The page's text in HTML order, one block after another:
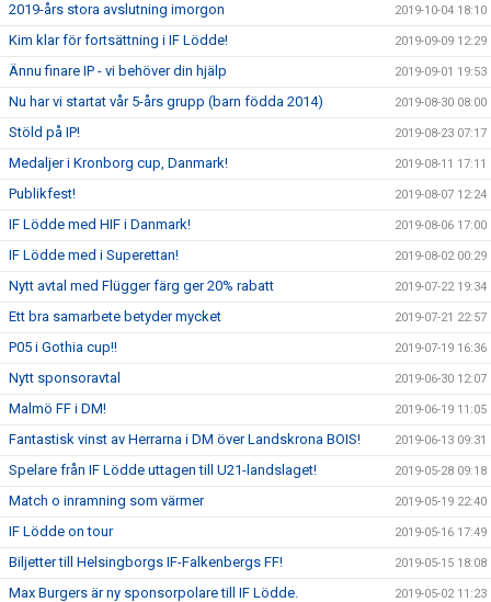
2019-års stora avslutning imorgon 2019-10-04 18:10
Kim klar för fortsättning i IF Lödde! 2019-09-09 12:29
Ännu finare IP - vi behöver din hjälp 2019-09-01 19:53
Nu har vi startat vår 5-års grupp (barn födda 2014) 2019-08-30 08:00
Stöld på IP! 2019-08-23 07:17
Medaljer i Kronborg cup, Danmark! 2019-08-11 17:11
Publikfest! 2019-08-07 12:24
IF Lödde med HIF i Danmark! 2019-08-06 17:00
IF Lödde med i Superettan! 2019-08-02 00:29
Nytt avtal med Flügger färg ger 20% rabatt 2019-07-22 19:34
Ett bra samarbete betyder mycket 2019-07-21 22:57
P05 i Gothia cup!! 2019-07-19 16:36
Nytt sponsoravtal 2019-06-30 12:07
Malmö FF i DM! 2019-06-19 11:05
Fantastisk vinst av Herrarna i DM över Landskrona BOIS! 2019-06-13 09:31
Spelare från IF Lödde uttagen till U21-landslaget! 2019-05-28 09:18
Match o inramning som värmer 2019-05-19 22:40
IF Lödde on tour 2019-05-16 17:49
Biljetter till Helsingborgs IF-Falkenbergs FF! 2019-05-15 18:08
Max Burgers är ny sponsorpolare till IF Lödde. 2019-05-02 11:23